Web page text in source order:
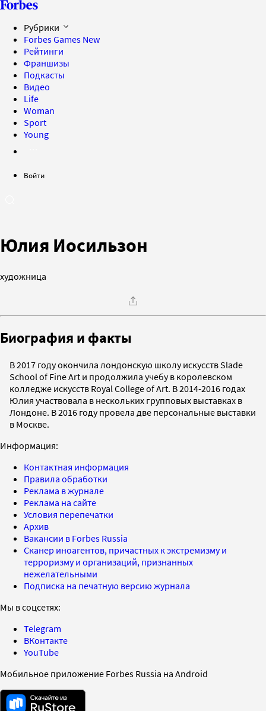
Рубрики
Forbes Games New
Рейтинги
Франшизы
Подкасты
Видео
Life
Woman
Sport
Young
Войти
Юлия Иосильзон
художница
Биография и факты
В 2017 году окончила лондонскую школу искусств Slade
School of Fine Art и продолжила учебу в королевском
колледже искусств Royal College of Art. В 2014-2016 годах
Юлия участвовала в нескольких групповых выставках в
Лондоне. В 2016 году провела две персональные выставки
в Москве.
Информация:
Контактная информация
Правила обработки
Реклама в журнале
Реклама на сайте
Условия перепечатки
Архив
Вакансии в Forbes Russia
Сканер иноагентов, причастных к экстремизму и
терроризму и организаций, признанных
нежелательными
Подписка на печатную версию журнала
Мы в соцсетях:
Telegram
ВКонтакте
YouTube
Мобильное приложение Forbes Russia на Android